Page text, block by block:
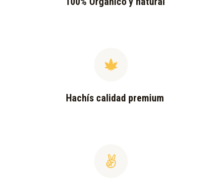
Hachís calidad premium